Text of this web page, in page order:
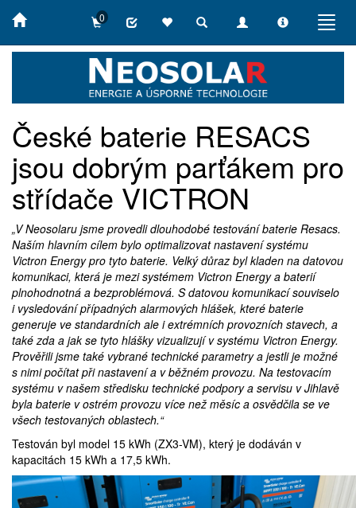
Toggle
Toggle
Toggle
0
České baterie RESACS
jsou dobrým parťákem pro
střídače VICTRON
„V Neosolaru jsme provedli dlouhodobé testování baterie Resacs.
Naším hlavním cílem bylo optimalizovat nastavení systému
Victron Energy pro tyto baterie. Velký důraz byl kladen na datovou
komunikaci, která je mezi systémem Victron Energy a baterií
plnohodnotná a bezproblémová. S datovou komunikací souviselo
i vysledování případných alarmových hlášek, které baterie
generuje ve standardních ale i extrémních provozních stavech, a
také zda a jak se tyto hlášky vizualizují v systému Victron Energy.
Prověřili jsme také vybrané technické parametry a jestli je možné
s nimi počítat při nastavení a v běžném provozu. Na testovacím
systému v našem středisku technické podpory a servisu v Jihlavě
byla baterie v ostrém provozu více než měsíc a osvědčila se ve
všech testovaných oblastech.“
Testován byl model 15 kWh (ZX3-VM), který je dodáván v
kapacitách 15 kWh a 17,5 kWh.